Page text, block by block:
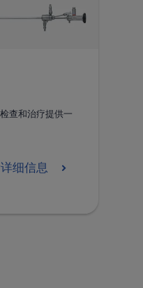
查和治疗提供一
细信息